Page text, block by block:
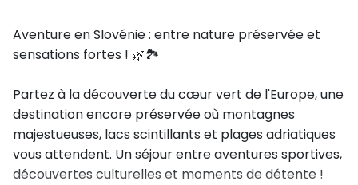
Aventure en Slovénie : entre nature préservée et
sensations fortes ! 🌿🏞️
Partez à la découverte du cœur vert de l'Europe, une
destination encore préservée où montagnes
majestueuses, lacs scintillants et plages adriatiques
vous attendent. Un séjour entre aventures sportives,
découvertes culturelles et moments de détente !